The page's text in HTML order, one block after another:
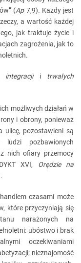
(Ap7,9). Każdy jest
a wartość każdej
jak traktuje życie i
zagrożenia, jak to
integracjii trwałych
możliwych działań w
i obrony, ponieważ
ulicę, pozostawieni są
ludzi pozbawionych
nich ofiary przemocy
XVI, Orędzie na
czasami może
które przyczyniają się
narażonych na
ubóstwo i brak
oczekiwaniami
nieznajomość